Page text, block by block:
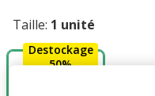
Taille: 1 unité
Destockage
50%